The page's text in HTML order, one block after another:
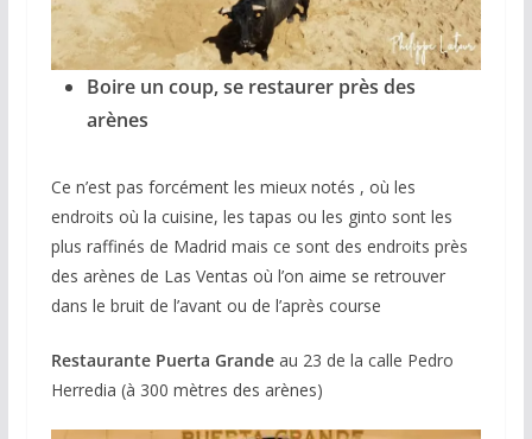
Boire un coup, se restaurer près des
arènes
Ce n’est pas forcément les mieux notés , où les
endroits où la cuisine, les tapas ou les ginto sont les
plus raffinés de Madrid mais ce sont des endroits près
des arènes de Las Ventas où l’on aime se retrouver
dans le bruit de l’avant ou de l’après course
Restaurante Puerta Grande au 23 de la calle Pedro
Herredia (à 300 mètres des arènes)